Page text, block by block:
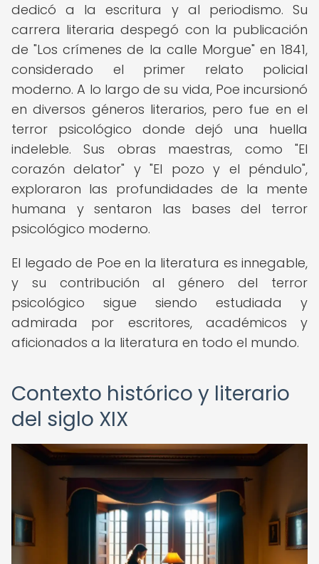
dedicó a la escritura y al periodismo. Su
carrera literaria despegó con la publicación
de "Los crímenes de la calle Morgue" en 1841,
considerado el primer relato policial
moderno. A lo largo de su vida, Poe incursionó
en diversos géneros literarios, pero fue en el
terror psicológico donde dejó una huella
indeleble. Sus obras maestras, como "El
corazón delator" y "El pozo y el péndulo",
exploraron las profundidades de la mente
humana y sentaron las bases del terror
psicológico moderno.
El legado de Poe en la literatura es innegable,
y su contribución al género del terror
psicológico sigue siendo estudiada y
admirada por escritores, académicos y
aficionados a la literatura en todo el mundo.
Contexto histórico y literario
del siglo XIX